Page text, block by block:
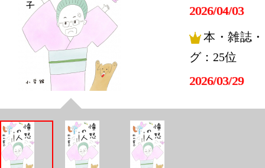
2026/04/03
本・雑誌
グ：25位
2026/03/29
本・雑誌